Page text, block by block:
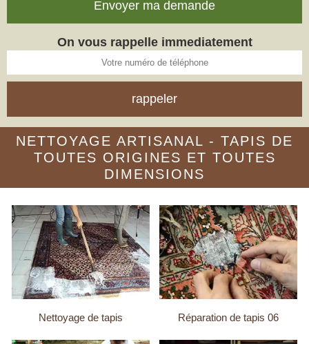
On vous rappelle immediatement
NETTOYAGE ARTISANAL - TAPIS DE
TOUTES ORIGINES ET TOUTES
DIMENSIONS
Nettoyage de tapis Réparation de tapis 06